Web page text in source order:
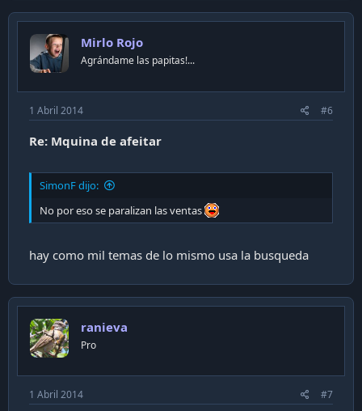
Mirlo Rojo
Agrándame las papitas!...
1 Abril 2014 #6
Re: Mquina de afeitar
SimonF dijo:
No por eso se paralizan las ventas
hay como mil temas de lo mismo usa la busqueda
ranieva
Pro
1 Abril 2014 #7